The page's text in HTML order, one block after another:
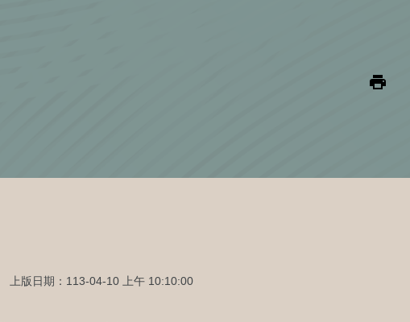
上版日期：113-04-10 上午 10:10:00